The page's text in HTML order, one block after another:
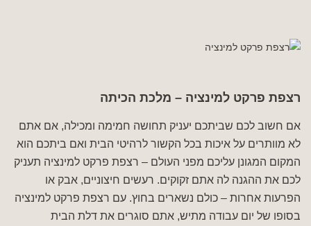
רצפת פרקט למינציה – מלכת הכיתה
אם חשוב לכם שביתכם יעניק תחושה חמימה ומכילה, אם אתם
לא מוותרים על איכות בכל הקשור לרהיטי הבית ואם ביתכם הוא
המקום המגונן עליכם מפני העולם – רצפת פרקט למינציה תעניק
לכם את ההגנה לה אתם זקוקים. רעשים חיצוניים, אבק או
הפרעות אחרות – כולם נשארים בחוץ. עם רצפת פרקט למינציה
בסופו של יום עבודה מתיש, אתם סוגרים את דלת הבית